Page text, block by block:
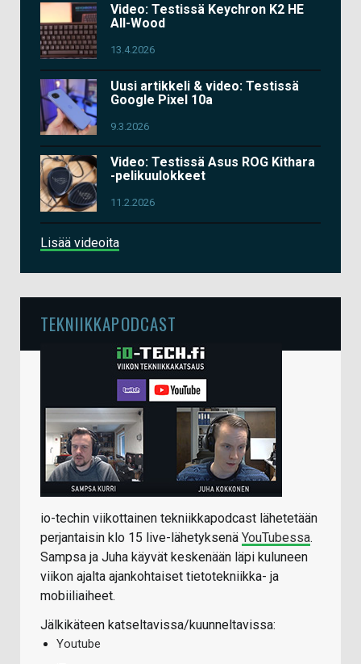
Video: Testissä Keychron K2 HE
All-Wood
13.4.2026
Uusi artikkeli & video: Testissä
Google Pixel 10a
9.3.2026
Video: Testissä Asus ROG Kithara
-pelikuulokkeet
11.2.2026
Lisää videoita
TEKNIIKKAPODCAST
io-techin viikottainen tekniikkapodcast lähetetään
perjantaisin klo 15 live-lähetyksenä YouTubessa.
Sampsa ja Juha käyvät keskenään läpi kuluneen
viikon ajalta ajankohtaiset tietotekniikka- ja
mobiiliaiheet.
Jälkikäteen katseltavissa/kuunneltavissa:
Youtube